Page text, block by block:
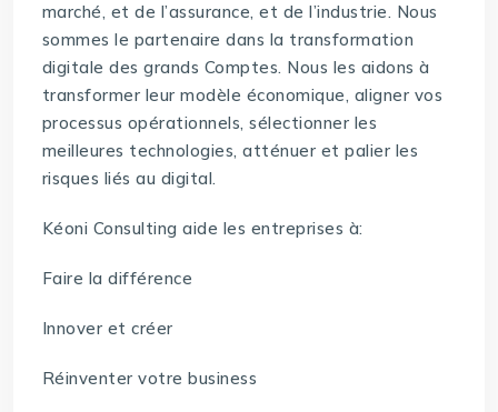
marché, et de l’assurance, et de l’industrie. Nous
sommes le partenaire dans la transformation
digitale des grands Comptes. Nous les aidons à
transformer leur modèle économique, aligner vos
processus opérationnels, sélectionner les
meilleures technologies, atténuer et palier les
risques liés au digital.
Kéoni Consulting aide les entreprises à:
Faire la différence
Innover et créer
Réinventer votre business